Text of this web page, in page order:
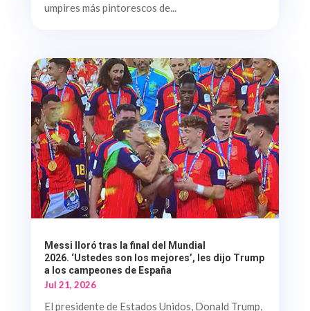
umpires más pintorescos de...
Messi lloró tras la final del Mundial
2026. ‘Ustedes son los mejores’, les dijo Trump
a los campeones de España
Jul 21, 2026
El presidente de Estados Unidos, Donald Trump,